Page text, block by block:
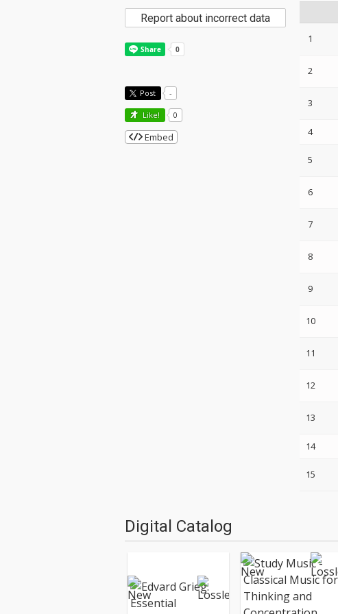
1
2
3
4
5
6
7
8
9
10
11
12
13
14
15
Report about incorrect data
Post -
Like! 0
Embed
Digital Catalog